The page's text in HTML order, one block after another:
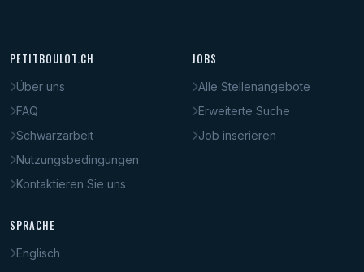
PETITBOULOT.CH
Über uns
FAQ
Schwarzarbeit
Nutzungsbedingungen
Kontaktieren Sie uns
JOBS
Alle Stellenangebote
Erweiterte Suche
Job inserieren
SPRACHE
Englisch